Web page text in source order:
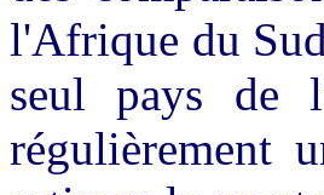
l'Afrique du
seul pays de
régulièrement